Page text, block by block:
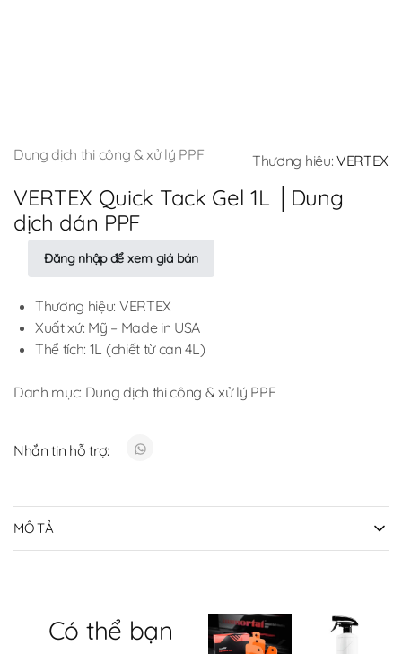
Dung dịch thi công & xử lý PPF Thương hiệu: VERTEX
VERTEX Quick Tack Gel 1L │Dung
dịch dán PPF
Đăng nhập để xem giá bán
Thương hiệu: VERTEX
Xuất xứ: Mỹ – Made in USA
Thể tích: 1L (chiết từ can 4L)
Danh mục: Dung dịch thi công & xử lý PPF
Nhắn tin hỗ trợ:
MÔ TẢ
Có thể bạn